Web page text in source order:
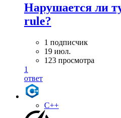
Нарушается ли
rule?
1 подписчик
19 июл.
123 просмотра
1
ответ
C++